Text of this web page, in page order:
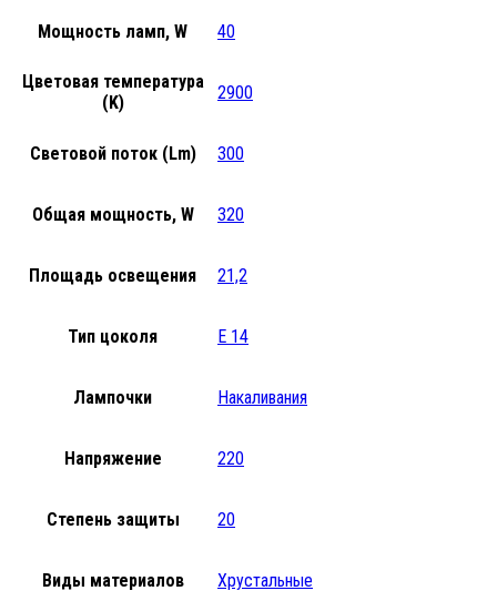
Мощность ламп, W 40
Цветовая температура
(K)
2900
Световой поток (Lm) 300
Общая мощность, W 320
Площадь освещения 21,2
Тип цоколя Е 14
Лампочки Накаливания
Напряжение 220
Степень защиты 20
Виды материалов Хрустальные